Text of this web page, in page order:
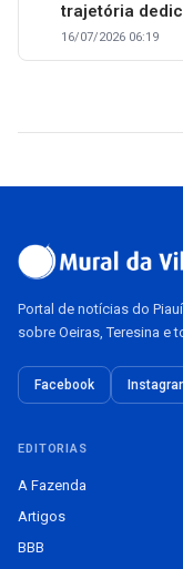
trajetória
16/07/2026 06:19
Portal de notícias do
sobre Oeiras, Teresina e
Facebook
EDITORIAS
A Fazenda
Artigos
BBB